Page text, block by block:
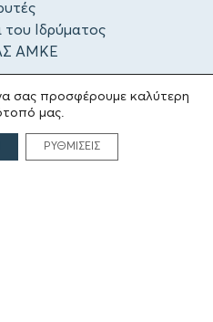
Ιδρύματος
ΑΜΚΕ
ΔΡΑΣΗΣ
σας προσφέρουμε καλύτερη
μας.
ΡΥΘΜΙΣΕΙΣ